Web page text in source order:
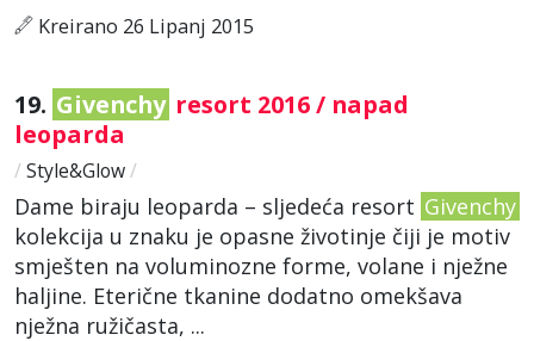
Kreirano 26 Lipanj 2015
19. Givenchy resort 2016 / napad
leoparda
/ Style&Glow/
Dame biraju leoparda – sljedeća resort Givenchy
kolekcija u znaku je opasne životinje čiji je motiv
smješten na voluminozne forme, volane i nježne
haljine. Eterične tkanine dodatno omekšava
nježna ružičasta, ...